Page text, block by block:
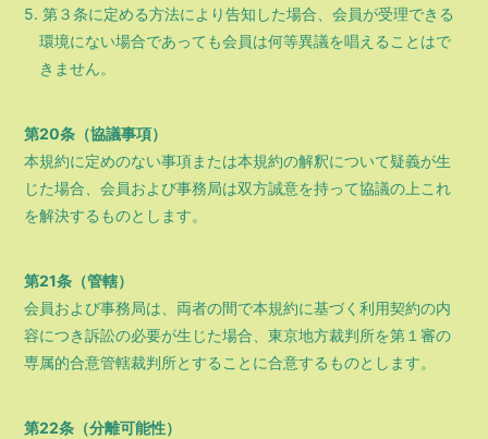
5. 第３条に定める方法により告知した場合、会員が受理できる
環境にない場合であっても会員は何等異議を唱えることはで
きません。
第20条（協議事項）
本規約に定めのない事項または本規約の解釈について疑義が生
じた場合、会員および事務局は双方誠意を持って協議の上これ
を解決するものとします。
第21条（管轄）
会員および事務局は、両者の間で本規約に基づく利用契約の内
容につき訴訟の必要が生じた場合、東京地方裁判所を第１審の
専属的合意管轄裁判所とすることに合意するものとします。
第22条（分離可能性）